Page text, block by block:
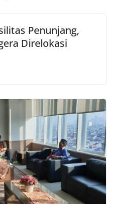
Penunjang,
Direlokasi